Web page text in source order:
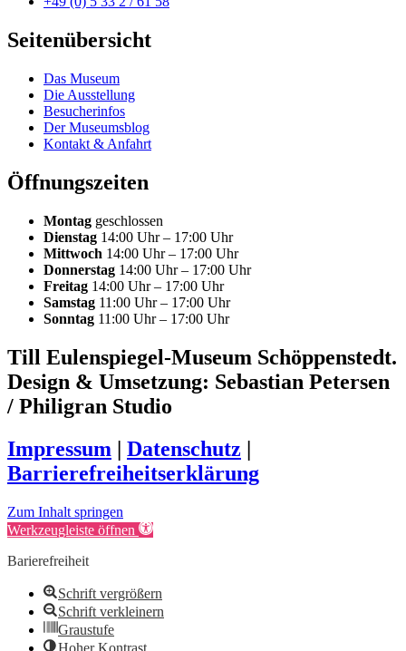
Seitenübersicht
Das Museum
Die Ausstellung
Besucherinfos
Der Museumsblog
Kontakt & Anfahrt
Öffnungszeiten
Montag geschlossen
Dienstag 14:00 Uhr – 17:00 Uhr
Mittwoch 14:00 Uhr – 17:00 Uhr
Donnerstag 14:00 Uhr – 17:00 Uhr
Freitag 14:00 Uhr – 17:00 Uhr
Samstag 11:00 Uhr – 17:00 Uhr
Sonntag 11:00 Uhr – 17:00 Uhr
Till Eulenspiegel-Museum Schöppenstedt.
Design & Umsetzung: Sebastian Petersen
/ Philigran Studio
Impressum | Datenschutz |
Barrierefreiheitserklärung
Zum Inhalt springen
Werkzeugleiste öffnen
Barierefreiheit
Schrift vergrößern
Schrift verkleinern
Graustufe
Hoher Kontrast